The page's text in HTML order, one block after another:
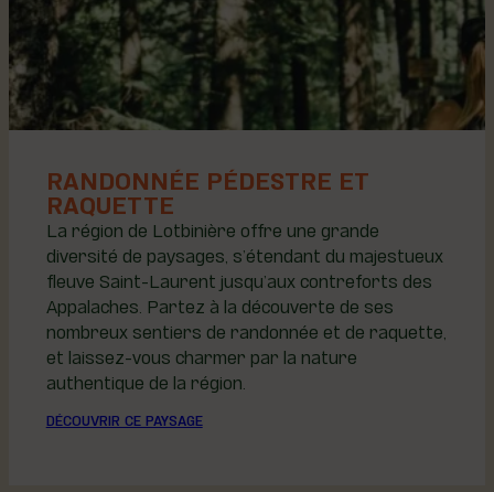
RANDONNÉE PÉDESTRE ET
RAQUETTE
La région de Lotbinière offre une grande
diversité de paysages, s’étendant du majestueux
fleuve Saint-Laurent jusqu’aux contreforts des
Appalaches. Partez à la découverte de ses
nombreux sentiers de randonnée et de raquette,
et laissez-vous charmer par la nature
authentique de la région.
DÉCOUVRIR CE PAYSAGE